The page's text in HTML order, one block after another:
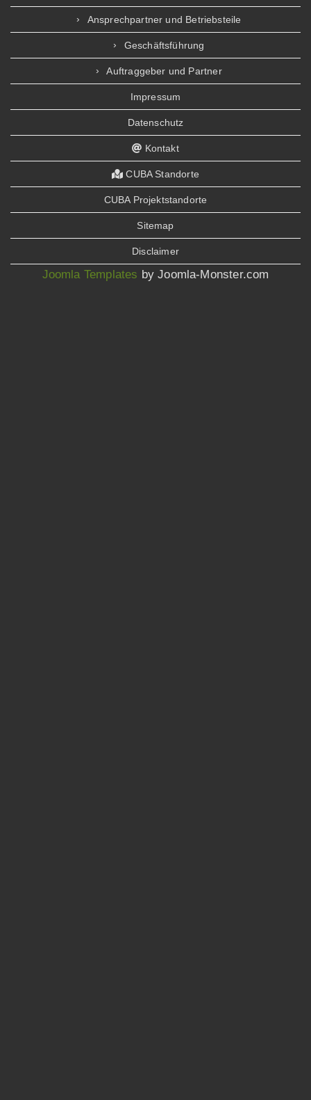
Ansprechpartner und Betriebsteile
Geschäftsführung
Auftraggeber und Partner
Impressum
Datenschutz
Kontakt
CUBA Standorte
CUBA Projektstandorte
Sitemap
Disclaimer
Joomla Templates by Joomla-Monster.com